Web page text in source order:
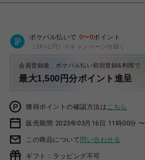
ポケパル払いで 0〜0ポイント
（1P=1円）※キャンペーン分除く
会員登録後、ポケパル払い初回登録&利用で
最大1,500円分ポイント進呈
獲得ポイントの確認方法は こちら
販売期間 2023年03月16日 11時00分 〜
この商品について問い合わせる
ギフト：ラッピング不可